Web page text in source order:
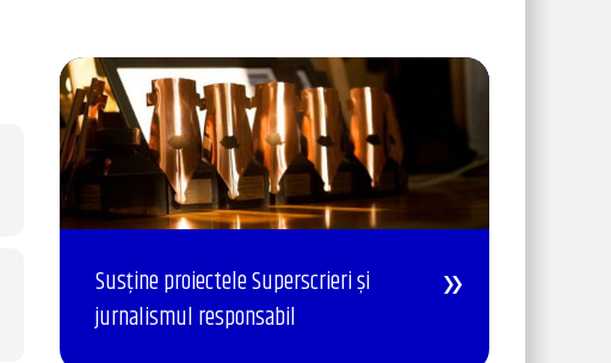
Susține proiectele Superscrieri și
jurnalismul responsabil